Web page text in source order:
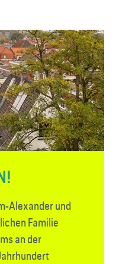
Alexander und
Familie
an der